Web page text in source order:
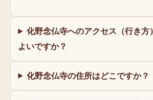
化野念仏寺へのアクセス（行き方
よいですか？
化野念仏寺の住所はどこですか？